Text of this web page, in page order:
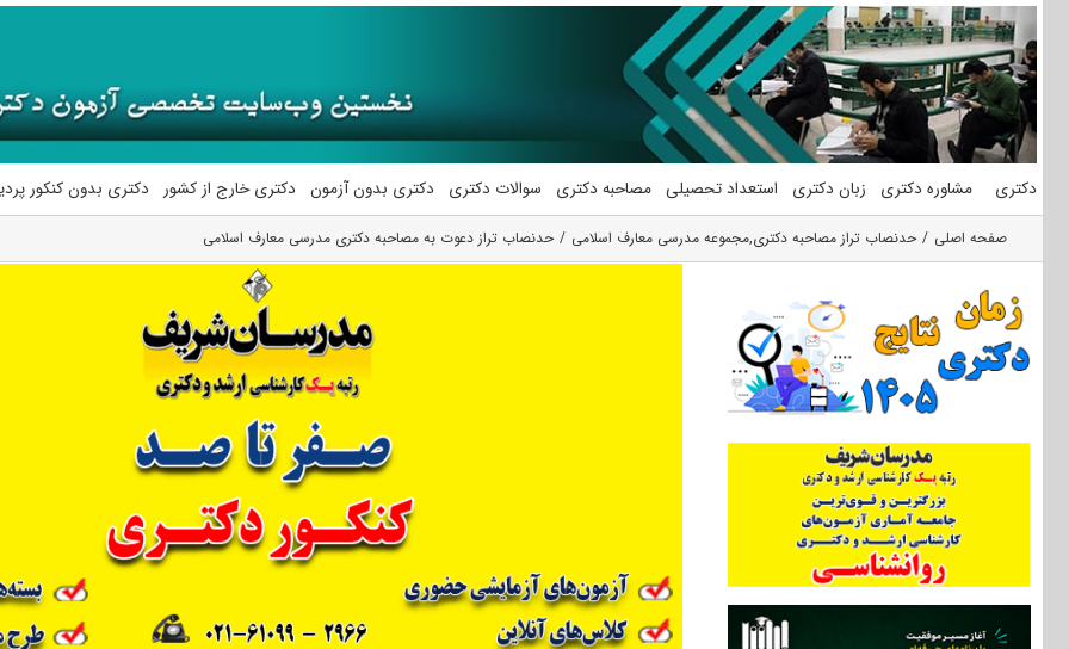
محتوا
دکتری مشاوره دکتری زبان دکتری استعداد تحصیلی مصاحبه دکتری سوالات دکتری دکتری بدون آزمون دکتری خارج از کشور دکتری بدون کنکور
صفحه اصلی حدنصاب تراز مصاحبه دکتری,مجموعه مدرسی معارف اسلامی حدنصاب تراز دعوت به مصاحبه دکتری مدرسی معارف اسلامی